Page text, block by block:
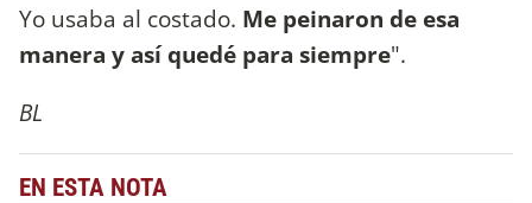
Yo usaba al costado. Me peinaron de esa
manera y así quedé para siempre".
BL
EN ESTA NOTA